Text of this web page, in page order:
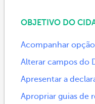
OBJETIVO DO
Acompanhar
Alterar campos do
Apresentar a
Apropriar guias de